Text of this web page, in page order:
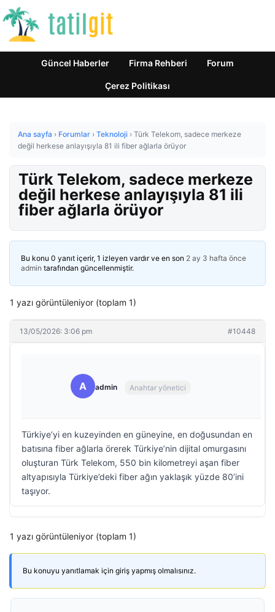
Güncel Haberler Firma Rehberi Forum
Çerez Politikası
Ana sayfa › Forumlar › Teknoloji › Türk Telekom, sadece merkeze
değil herkese anlayışıyla 81 ili fiber ağlarla örüyor
Türk Telekom, sadece merkeze
değil herkese anlayışıyla 81 ili
fiber ağlarla örüyor
Bu konu 0 yanıt içerir, 1 izleyen vardır ve en son 2 ay 3 hafta önce
admin tarafından güncellenmiştir.
1 yazı görüntüleniyor (toplam 1)
13/05/2026: 3:06 pm #10448
A admin Anahtar yönetici
Türkiye’yi en kuzeyinden en güneyine, en doğusundan en
batısına fiber ağlarla örerek Türkiye’nin dijital omurgasını
oluşturan Türk Telekom, 550 bin kilometreyi aşan fiber
altyapısıyla Türkiye’deki fiber ağın yaklaşık yüzde 80’ini
taşıyor.
1 yazı görüntüleniyor (toplam 1)
Bu konuyu yanıtlamak için giriş yapmış olmalısınız.